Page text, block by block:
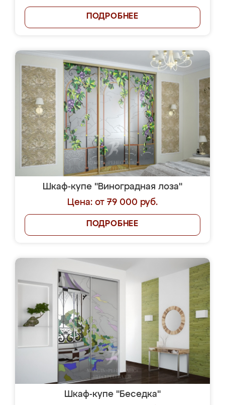
ПОДРОБНЕЕ
Шкаф-купе "Виноградная лоза"
Цена: от 79 000 руб.
ПОДРОБНЕЕ
Шкаф-купе "Беседка"